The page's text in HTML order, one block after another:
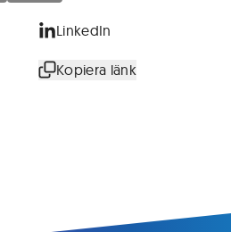
LinkedIn
Kopiera länk